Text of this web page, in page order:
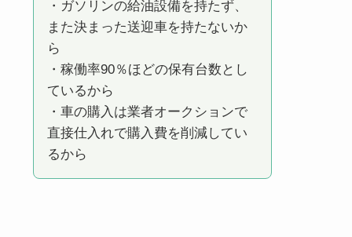
・ガソリンの給油設備を持たず、
また決まった送迎車を持たないか
ら
・稼働率90％ほどの保有台数とし
ているから
・車の購入は業者オークションで
直接仕入れで購入費を削減してい
るから